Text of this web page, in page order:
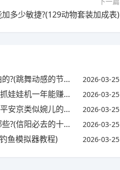
多少敏捷?(129动物套装加成表)
的节奏感怎么拍的视频) 2026-03-25
机一年能赚多少钱) 2026-03-25
类似婉儿的英雄名字) 2026-03-25
的十大景点有哪些地方) 2026-03-25
鱼模拟器教程) 2026-03-25